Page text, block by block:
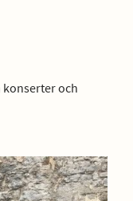
konserter och